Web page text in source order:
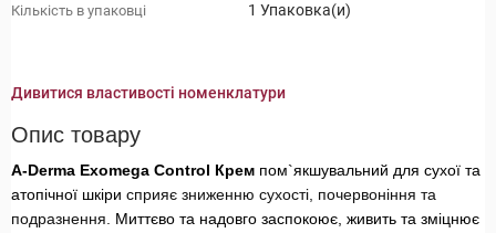
Кількість в упаковці 1 Упаковка(и)
Дивитися властивості номенклатури
Опис товару
A-Derma Exomega Control Крем пом`якшувальний для сухої та
атопічної шкіри сприяє зниженню сухості, почервоніння та
подразнення.
Миттєво та надовго заспокоює, живить та зміцнює